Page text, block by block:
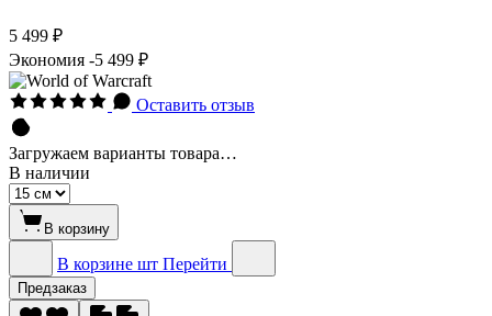
5 499 ₽
Экономия -5 499 ₽
Оставить отзыв
Загружаем варианты товара…
В наличии
В корзину
В корзине шт Перейти
Предзаказ